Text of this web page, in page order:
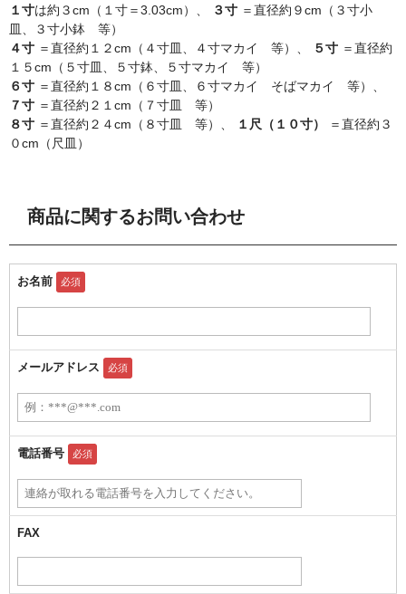
１寸は約３cm（１寸＝3.03cm）、 ３寸 ＝直径約９cm（３寸小
皿、３寸小鉢 等）
４寸 ＝直径約１２cm（４寸皿、４寸マカイ 等）、 ５寸 ＝直径約
１５cm（５寸皿、５寸鉢、５寸マカイ 等）
６寸 ＝直径約１８cm（６寸皿、６寸マカイ そばマカイ 等）、
７寸 ＝直径約２１cm（７寸皿 等）
８寸 ＝直径約２４cm（８寸皿 等）、 １尺（１０寸）
＝直径約３
０cm（尺皿）
商品に関するお問い合わせ
お名前 必須
メールアドレス 必須
電話番号 必須
FAX